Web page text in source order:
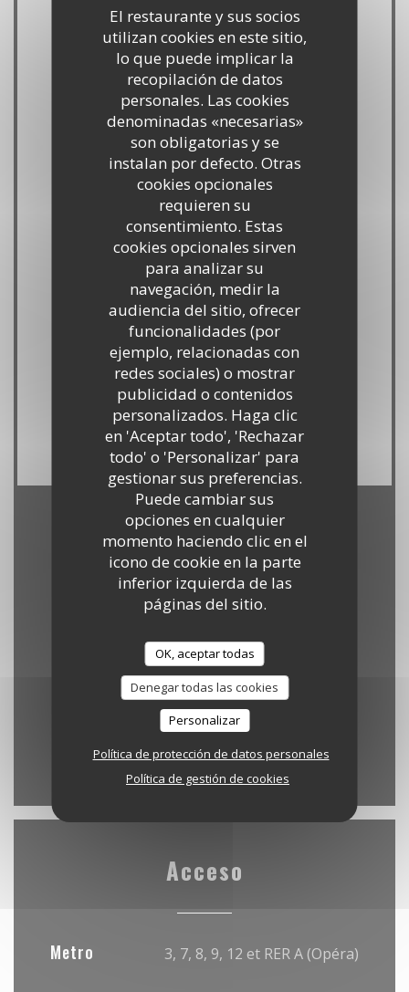
El restaurante y sus socios
utilizan cookies en este sitio,
lo que puede implicar la
recopilación de datos
personales. Las cookies
denominadas «necesarias»
son obligatorias y se
instalan por defecto. Otras
cookies opcionales
requieren su
consentimiento. Estas
cookies opcionales sirven
para analizar su
navegación, medir la
audiencia del sitio, ofrecer
funcionalidades (por
ejemplo, relacionadas con
redes sociales) o mostrar
publicidad o contenidos
personalizados. Haga clic
en 'Aceptar todo', 'Rechazar
todo' o 'Personalizar' para
gestionar sus preferencias.
Puede cambiar sus
opciones en cualquier
momento haciendo clic en el
icono de cookie en la parte
inferior izquierda de las
páginas del sitio.
OK, aceptar todas
Denegar todas las cookies
Personalizar
Política de protección de datos personales
Política de gestión de cookies
Información general
Cocina
productos frescos, Vins de propriété,
Cuisine Française , Producto regional
Tipo de negocio
Bistrot Parisien
Servicios
Venta de Vinos, Terraza
Métodos de pago
American Express, Sin contacto, Ticket
Restaurant, Eurocard/Mastercard, Visa,
Efectivo, Tarjeta de Crédito
Horario de apertura
Lun-Vie
12:00 - 23:00
Sab-Dom
Acceso
Metro 3, 7, 8, 9, 12 et RER A (Opéra)